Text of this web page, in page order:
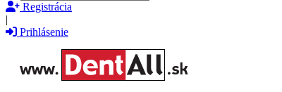
Registrácia
|
Prihlásenie